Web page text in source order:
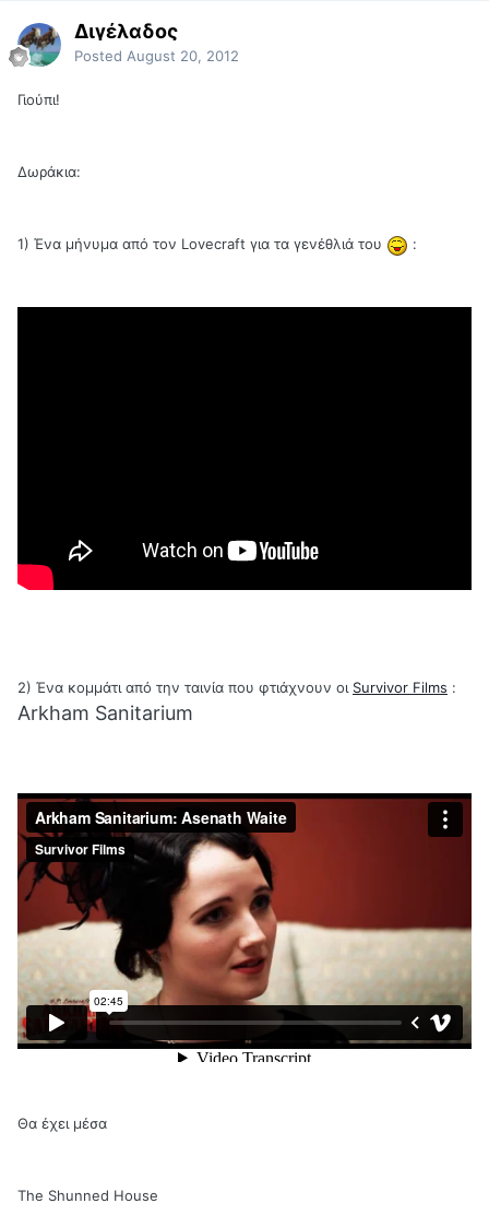
Διγέλαδος
Posted August 20, 2012
Γιούπι!
Δωράκια:
1) Ένα μήνυμα από τον Lovecraft για τα γενέθλιά του :
2) Ένα κομμάτι από την ταινία που φτιάχνουν οι Survivor Films :
Arkham Sanitarium
Θα έχει μέσα
The Shunned House